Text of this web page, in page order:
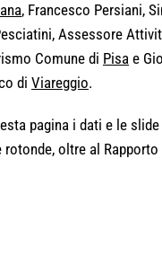
, Francesco Persiani,
Assessore
Comune di Pisa e
di Viareggio.
pagina i dati e le
rotonde, oltre al